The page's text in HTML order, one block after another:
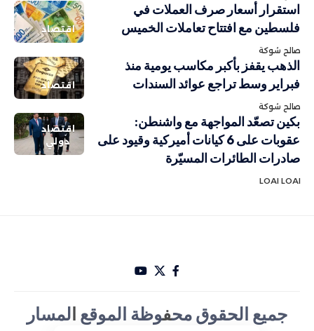
اقتصاد
استقرار أسعار صرف العملات في
فلسطين مع افتتاح تعاملات الخميس
صالح شوكة
اقتصاد
الذهب يقفز بأكبر مكاسب يومية منذ
فبراير وسط تراجع عوائد السندات
صالح شوكة
اقتصاد
دولي
بكين تصعّد المواجهة مع واشنطن:
عقوبات على 6 كيانات أميركية وقيود على
صادرات الطائرات المسيّرة
LOAI LOAI
جميع الحقوق محفوظة الموقع المسار